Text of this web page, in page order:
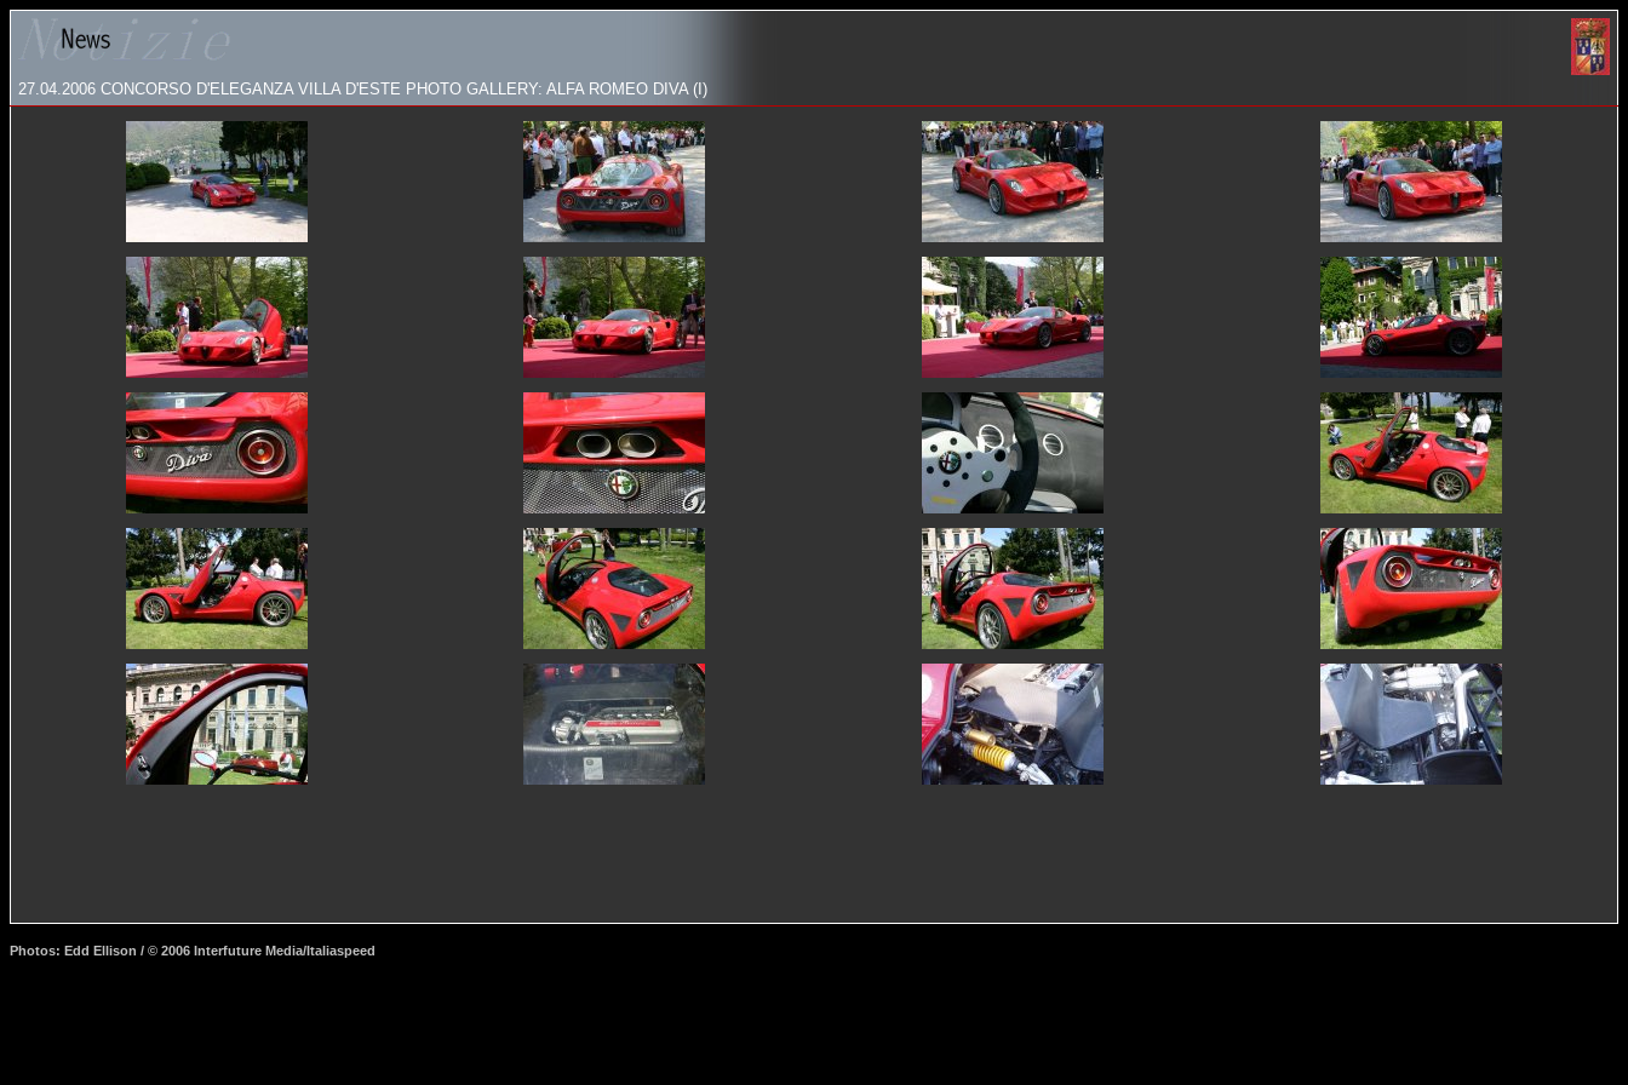
27.04.2006 CONCORSO D'ELEGANZA VILLA D'ESTE PHOTO GALLERY: ALFA ROMEO DIVA (I)
Photos: Edd Ellison / © 2006 Interfuture Media/Italiaspeed